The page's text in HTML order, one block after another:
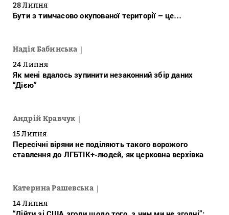
28 Липня
Бути з тимчасово окупованої території – це…
Надія Бабинська
24 Липня
Як мені вдалось зупинити незаконний збір даних
“Дією”
Андрій Кравчук
15 Липня
Пересічні віряни не поділяють такого ворожого
ставлення до ЛГБТІК+-людей, як церковна верхівка
Катерина Рашевська
14 Липня